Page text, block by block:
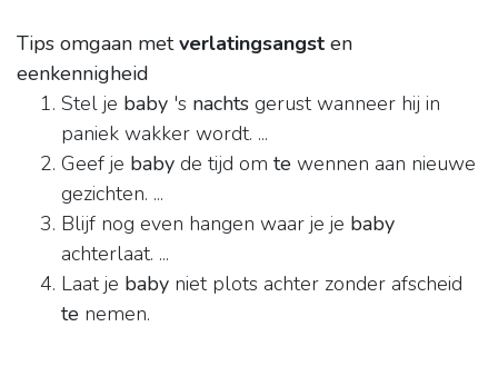
Tips omgaan metverlatingsangst en
eenkennigheid
Stel je baby 's nachts gerust wanneer hij in
paniek wakker wordt. ...
Geef je baby de tijd om te wennen aan nieuwe
gezichten. ...
Blijf nog even hangen waar je je baby
achterlaat. ...
Laat je baby niet plots achter zonder afscheid
te nemen.